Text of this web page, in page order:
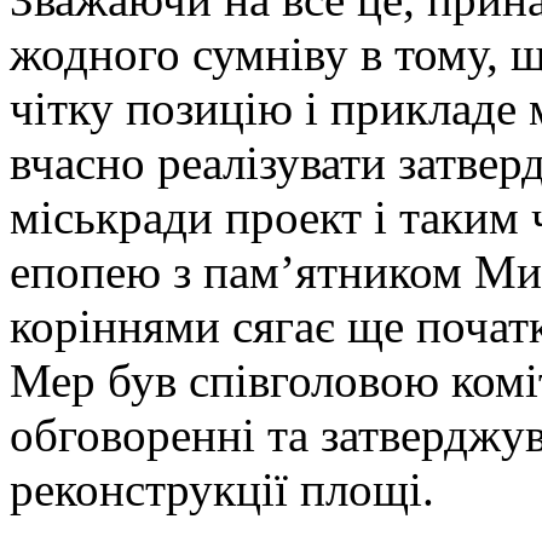
жодного сумніву в тому,
чітку позицію і
вчасно реалізувати
міськради проект і
епопею з пам’ятником
коріннями сягає ще
Мер був співголовою
обговоренні та
реконструкції площі.